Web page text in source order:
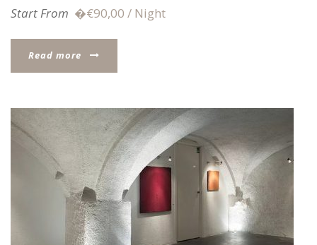
Start From �€90,00 / Night
Read more